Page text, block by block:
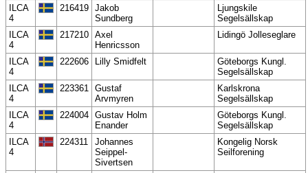
ILCA
4
216419 Jakob
Sundberg
Ljungskile
Segelsällskap
ILCA
4
217210 Axel
Henricsson
Lidingö Jolleseglare
ILCA
4
222606 Lilly Smidfelt
Göteborgs Kungl.
Segelsällskap
ILCA
4
223361 Gustaf
Arvmyren
Karlskrona
Segelsällskap
ILCA
4
224004 Gustav Holm
Enander
Göteborgs Kungl.
Segelsällskap
ILCA
4
224311
Johannes
Seippel-
Sivertsen
Kongelig Norsk
Seilforening